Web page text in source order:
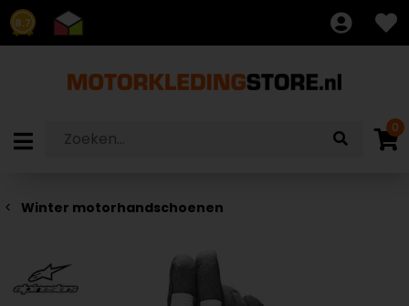
8.7
0
Winter motorhandschoenen